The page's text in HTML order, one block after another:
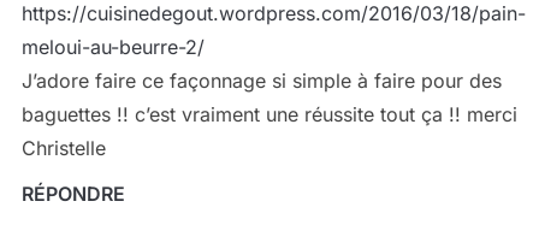
https://cuisinedegout.wordpress.com/2016/03/18/pain-
meloui-au-beurre-2/
J’adore faire ce façonnage si simple à faire pour des
baguettes !! c’est vraiment une réussite tout ça !! merci
Christelle
RÉPONDRE